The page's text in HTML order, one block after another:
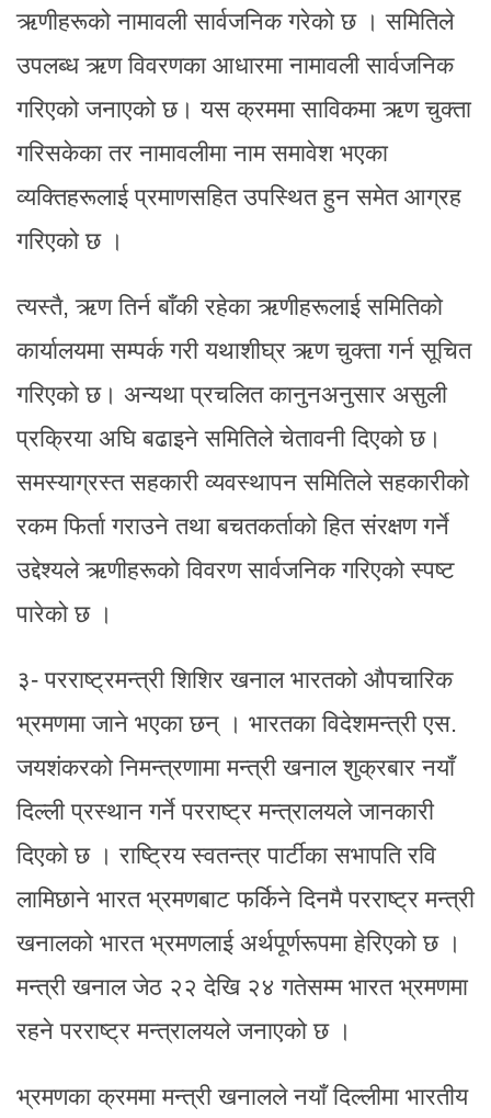
ऋणीहरूको नामावली सार्वजनिक गरेको छ । समितिले
उपलब्ध ऋण विवरणका आधारमा नामावली सार्वजनिक
गरिएको जनाएको छ। यस क्रममा साविकमा ऋण चुक्ता
गरिसकेका तर नामावलीमा नाम समावेश भएका
व्यक्तिहरूलाई प्रमाणसहित उपस्थित हुन समेत आग्रह
गरिएको छ ।
त्यस्तै, ऋण तिर्न बाँकी रहेका ऋणीहरूलाई समितिको
कार्यालयमा सम्पर्क गरी यथाशीघ्र ऋण चुक्ता गर्न सूचित
गरिएको छ। अन्यथा प्रचलित कानुनअनुसार असुली
प्रक्रिया अघि बढाइने समितिले चेतावनी दिएको छ।
समस्याग्रस्त सहकारी व्यवस्थापन समितिले सहकारीको
रकम फिर्ता गराउने तथा बचतकर्ताको हित संरक्षण गर्ने
उद्देश्यले ऋणीहरूको विवरण सार्वजनिक गरिएको स्पष्ट
पारेको छ ।
३- परराष्ट्रमन्त्री शिशिर खनाल भारतको औपचारिक
भ्रमणमा जाने भएका छन् । भारतका विदेशमन्त्री एस.
जयशंकरको निमन्त्रणामा मन्त्री खनाल शुक्रबार नयाँ
दिल्ली प्रस्थान गर्ने परराष्ट्र मन्त्रालयले जानकारी
दिएको छ । राष्ट्रिय स्वतन्त्र पार्टीका सभापति रवि
लामिछाने भारत भ्रमणबाट फर्किने दिनमै परराष्ट्र मन्त्री
खनालको भारत भ्रमणलाई अर्थपूर्णरूपमा हेरिएको छ ।
मन्त्री खनाल जेठ २२ देखि २४ गतेसम्म भारत भ्रमणमा
रहने परराष्ट्र मन्त्रालयले जनाएको छ ।
भ्रमणका क्रममा मन्त्री खनालले नयाँ दिल्लीमा भारतीय